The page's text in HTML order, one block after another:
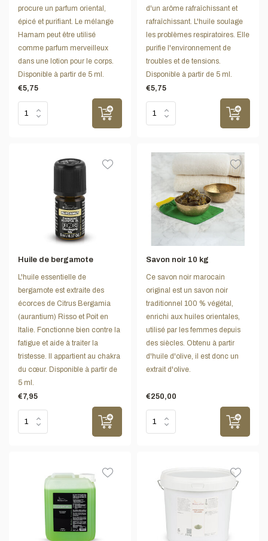
procure un parfum oriental,
épicé et purifiant. Le mélange
Hamam peut être utilisé
comme parfum merveilleux
dans une lotion pour le corps.
Disponible à partir de 5 ml.
€5,75
d'un arôme rafraîchissant et
rafraîchissant. L'huile soulage
les problèmes respiratoires. Elle
purifie l'environnement de
troubles et de tensions.
Disponible à partir de 5 ml.
€5,75
Huile de bergamote
L'huile essentielle de
bergamote est extraite des
écorces de Citrus Bergamia
(aurantium) Risso et Poit en
Italie. Fonctionne bien contre la
fatigue et aide à traiter la
tristesse. Il appartient au chakra
du cœur. Disponible à partir de
5 ml.
€7,95
Savon noir 10 kg
Ce savon noir marocain
original est un savon noir
traditionnel 100 % végétal,
enrichi aux huiles orientales,
utilisé par les femmes depuis
des siècles. Obtenu à partir
d'huile d'olive, il est donc un
extrait d'olive.
€250,00